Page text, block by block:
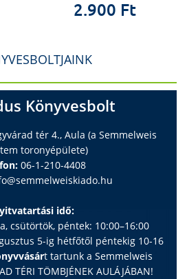
2.900 Ft
Könyvesbolt
tér 4., Aula (a Semmelweis
toronyépülete)
06-1-210-4408
idő:
csütörtök, péntek: 10:00–16:00
5-ig hétfőtől péntekig 10-16
t tartunk a Semmelweis
TÉRI TÖMBJÉNEK AULÁJÁBAN!